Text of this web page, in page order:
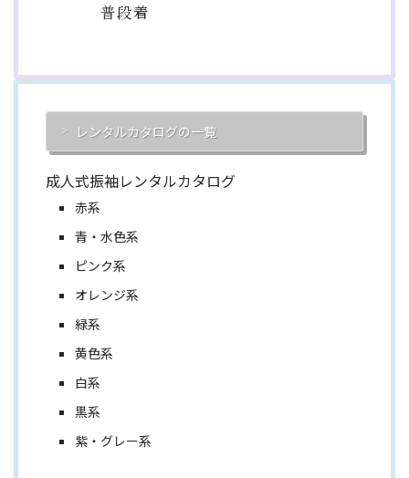
普段着
レンタルカタログの一覧
成人式振袖レンタルカタログ
赤系
青・水色系
ピンク系
オレンジ系
緑系
黄色系
白系
黒系
紫・グレー系